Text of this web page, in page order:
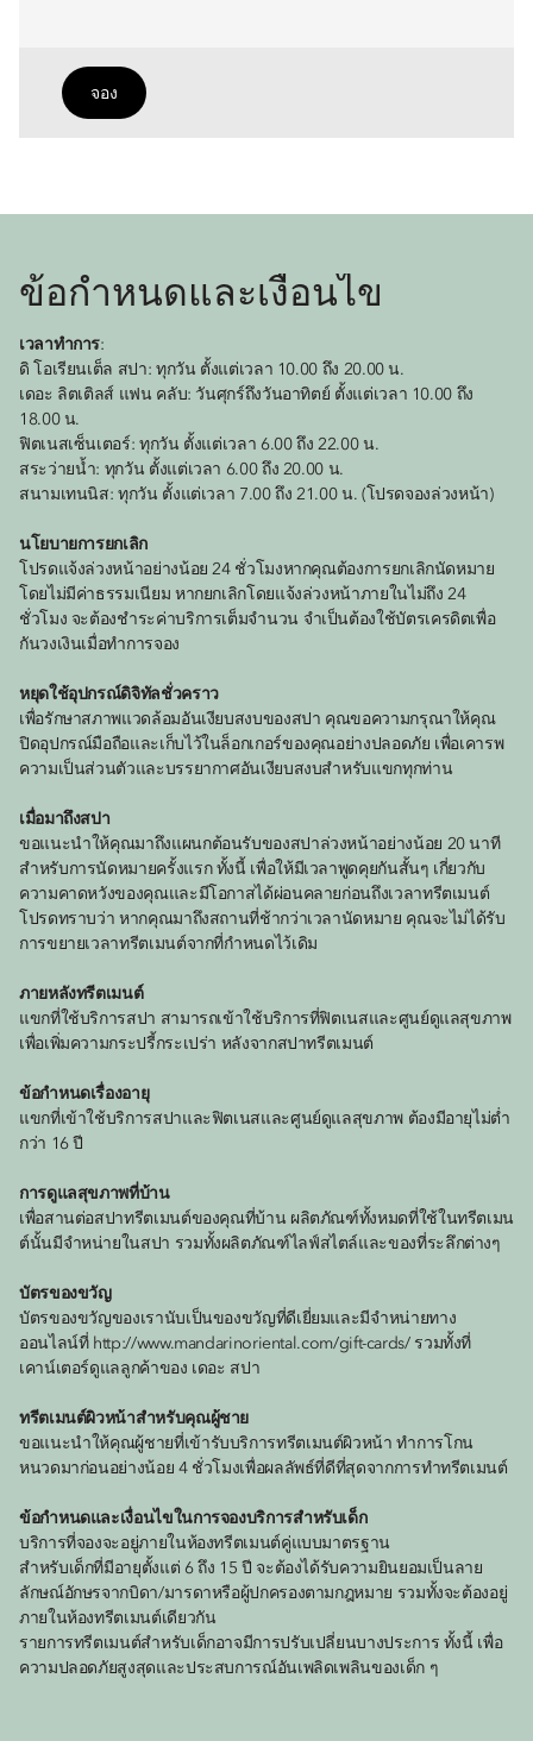
จอง
ข้อกำหนดและเงื่อนไข
เวลาทำการ:
ดิ โอเรียนเต็ล สปา: ทุกวัน ตั้งแต่เวลา 10.00 ถึง 20.00 น.
เดอะ ลิตเติลส์ แฟน คลับ: วันศุกร์ถึงวันอาทิตย์ ตั้งแต่เวลา 10.00 ถึง
18.00 น.
ฟิตเนสเซ็นเตอร์: ทุกวัน ตั้งแต่เวลา 6.00 ถึง 22.00 น.
สระว่ายน้ำ: ทุกวัน ตั้งแต่เวลา 6.00 ถึง 20.00 น.
สนามเทนนิส: ทุกวัน ตั้งแต่เวลา 7.00 ถึง 21.00 น. (โปรดจองล่วงหน้า)
นโยบายการยกเลิก
โปรดแจ้งล่วงหน้าอย่างน้อย 24 ชั่วโมงหากคุณต้องการยกเลิกนัดหมาย
โดยไม่มีค่าธรรมเนียม หากยกเลิกโดยแจ้งล่วงหน้าภายในไม่ถึง 24
ชั่วโมง จะต้องชำระค่าบริการเต็มจำนวน จำเป็นต้องใช้บัตรเครดิตเพื่อ
กันวงเงินเมื่อทำการจอง
หยุดใช้อุปกรณ์ดิจิทัลชั่วคราว
เพื่อรักษาสภาพแวดล้อมอันเงียบสงบของสปา คุณขอความกรุณาให้คุณ
ปิดอุปกรณ์มือถือและเก็บไว้ในล็อกเกอร์ของคุณอย่างปลอดภัย เพื่อเคารพ
ความเป็นส่วนตัวและบรรยากาศอันเงียบสงบสำหรับแขกทุกท่าน
เมื่อมาถึงสปา
ขอแนะนำให้คุณมาถึงแผนกต้อนรับของสปาล่วงหน้าอย่างน้อย 20 นาที
สำหรับการนัดหมายครั้งแรก ทั้งนี้ เพื่อให้มีเวลาพูดคุยกันสั้นๆ เกี่ยวกับ
ความคาดหวังของคุณและมีโอกาสได้ผ่อนคลายก่อนถึงเวลาทรีตเมนต์
โปรดทราบว่า หากคุณมาถึงสถานที่ช้ากว่าเวลานัดหมาย คุณจะไม่ได้รับ
การขยายเวลาทรีตเมนต์จากที่กำหนดไว้เดิม
ภายหลังทรีตเมนต์
แขกที่ใช้บริการสปา สามารถเข้าใช้บริการที่ฟิตเนสและศูนย์ดูแลสุขภาพ
เพื่อเพิ่มความกระปรี้กระเปร่า หลังจากสปาทรีตเมนต์
ข้อกำหนดเรื่องอายุ
แขกที่เข้าใช้บริการสปาและฟิตเนสและศูนย์ดูแลสุขภาพ ต้องมีอายุไม่ต่ำ
กว่า 16 ปี
การดูแลสุขภาพที่บ้าน
เพื่อสานต่อสปาทรีตเมนต์ของคุณที่บ้าน ผลิตภัณฑ์ทั้งหมดที่ใช้ในทรีตเมน
ต์นั้นมีจำหน่ายในสปา รวมทั้งผลิตภัณฑ์ไลฟ์สไตล์และของที่ระลึกต่างๆ
บัตรของขวัญ
บัตรของขวัญของเรานับเป็นของขวัญที่ดีเยี่ยมและมีจำหน่ายทาง
ออนไลน์ที่ http://www.mandarinoriental.com/gift-cards/ รวมทั้งที่
เคาน์เตอร์ดูแลลูกค้าของ เดอะ สปา
ทรีตเมนต์ผิวหน้าสำหรับคุณผู้ชาย
ขอแนะนำให้คุณผู้ชายที่เข้ารับบริการทรีตเมนต์ผิวหน้า ทำการโกน
หนวดมาก่อนอย่างน้อย 4 ชั่วโมงเพื่อผลลัพธ์ที่ดีที่สุดจากการทำทรีตเมนต์
ข้อกำหนดและเงื่อนไขในการจองบริการสำหรับเด็ก
บริการที่จองจะอยู่ภายในห้องทรีตเมนต์คู่แบบมาตรฐาน
สำหรับเด็กที่มีอายุตั้งแต่ 6 ถึง 15 ปี จะต้องได้รับความยินยอมเป็นลาย
ลักษณ์อักษรจากบิดา/มารดาหรือผู้ปกครองตามกฎหมาย รวมทั้งจะต้องอยู่
ภายในห้องทรีตเมนต์เดียวกัน
รายการทรีตเมนต์สำหรับเด็กอาจมีการปรับเปลี่ยนบางประการ ทั้งนี้ เพื่อ
ความปลอดภัยสูงสุดและประสบการณ์อันเพลิดเพลินของเด็ก ๆ